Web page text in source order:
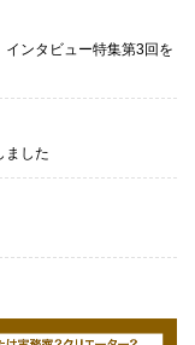
インタビュー特集第3回を
ました